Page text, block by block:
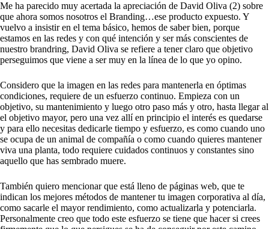
Me ha parecido muy acertada la apreciación de David Oliva (2) sobre
que ahora somos nosotros el Branding…ese producto expuesto. Y
vuelvo a insistir en el tema básico, hemos de saber bien, porque
estamos en las redes y con qué intención y ser más conscientes de
nuestro brandring, David Oliva se refiere a tener claro que objetivo
perseguimos que viene a ser muy en la línea de lo que yo opino.
Considero que la imagen en las redes para mantenerla en óptimas
condiciones, requiere de un esfuerzo continuo. Empieza con un
objetivo, su mantenimiento y luego otro paso más y otro, hasta llegar al
el objetivo mayor, pero una vez allí en principio el interés es quedarse
y para ello necesitas dedicarle tiempo y esfuerzo, es como cuando uno
se ocupa de un animal de compañía o como cuando quieres mantener
viva una planta, todo requiere cuidados continuos y constantes sino
aquello que has sembrado muere.
También quiero mencionar que está lleno de páginas web, que te
indican los mejores métodos de mantener tu imagen corporativa al día,
como sacarle el mayor rendimiento, como actualizarla y potenciarla.
Personalmente creo que todo este esfuerzo se tiene que hacer si crees